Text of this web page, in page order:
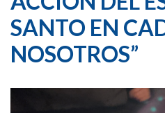
SANTO EN
NOSOTROS”